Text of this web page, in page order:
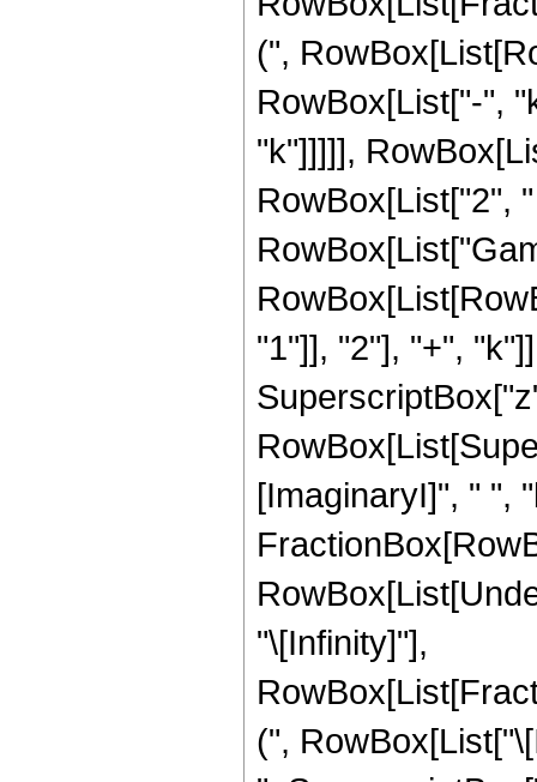
(",
RowBox[List["-",
"k"]]]]],
RowBox[List["2",
"1"]], "2"], "+",
[ImaginaryI]", " ",
"\[Infinity]"],
(",